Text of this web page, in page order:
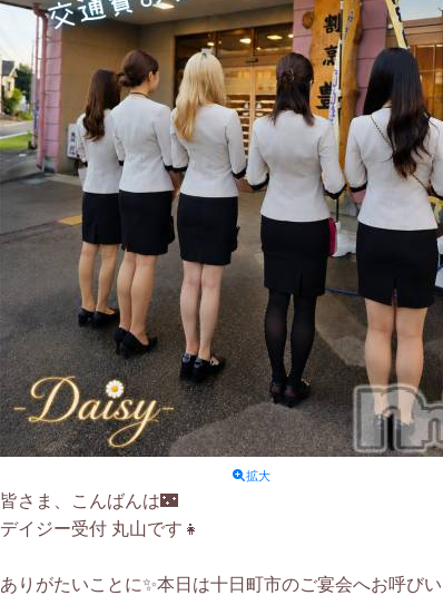
拡大
皆さま、こんばんは🌃
デイジー受付 丸山です👧
ありがたいことに✨本日は十日町市のご宴会へお呼び